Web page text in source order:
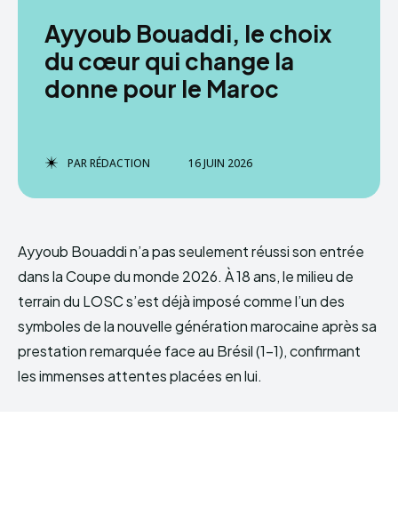
Ayyoub Bouaddi, le choix
du cœur qui change la
donne pour le Maroc
PARRÉDACTION 16 JUIN 2026
Ayyoub Bouaddi n’a pas seulement réussi son entrée
dans la Coupe du monde 2026. À 18 ans, le milieu de
terrain du LOSC s’est déjà imposé comme l’un des
symboles de la nouvelle génération marocaine après sa
prestation remarquée face au Brésil (1-1), confirmant
les immenses attentes placées en lui.